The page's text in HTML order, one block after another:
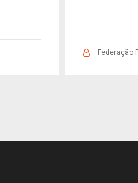
Federação